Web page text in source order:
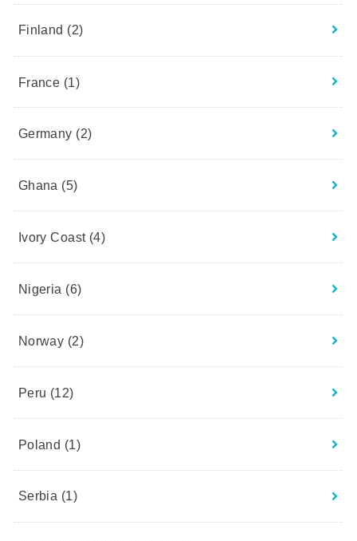
Finland (2)
France (1)
Germany (2)
Ghana (5)
Ivory Coast (4)
Nigeria (6)
Norway (2)
Peru (12)
Poland (1)
Serbia (1)